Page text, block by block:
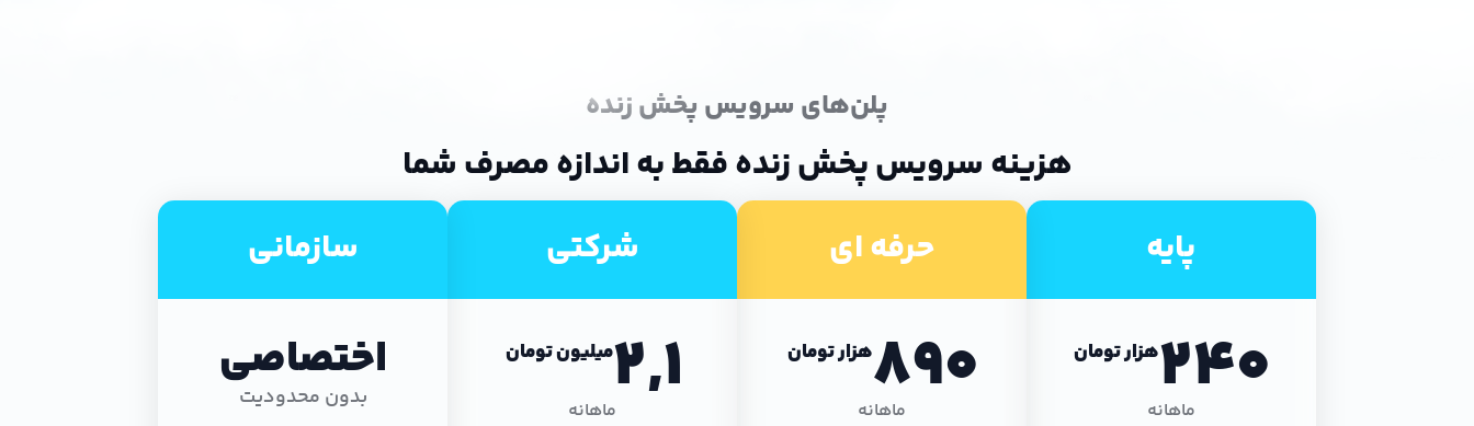
پلن‌های سرویس پخش زنده
هزینه سرویس پخش زنده فقط به اندازه مصرف شما
پایه
هزار تومان240
ماهانه
حرفه ای
هزار تومان890
ماهانه
شرکتی
میلیون تومان2,1ماهانه
سازمانی
اختصاصی
بدون محدودیت